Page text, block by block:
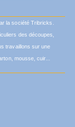
la société Tribricks.
des découpes,
travaillons sur une
mousse, cuir...